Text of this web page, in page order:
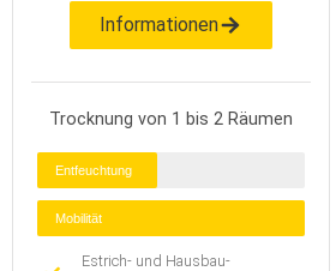
Informationen
Trocknung von 1 bis 2 Räumen
Entfeuchtung
Mobilität
Estrich- und Hausbau-